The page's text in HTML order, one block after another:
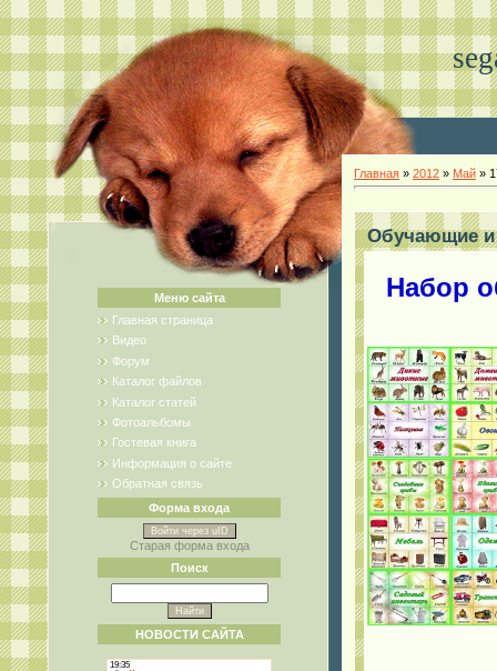
Меню сайта
Главная страница
Видео
Форум
Каталог файлов
Каталог статей
Фотоальбомы
Гостевая книга
Информация о сайте
Обратная связь
Форма входа
Войти через uID
Старая форма входа
Поиск
НОВОСТИ САЙТА
Главная » 2012 » Май »
Обучающие и
Набор